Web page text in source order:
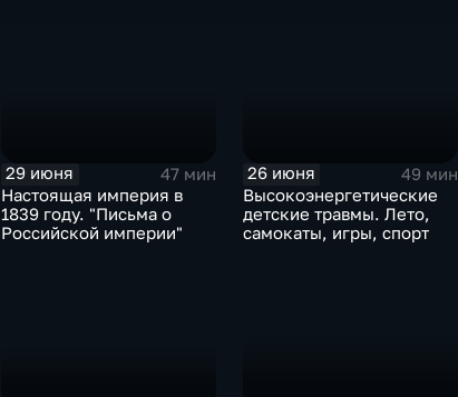
29 июня
47 мин
Настоящая империя в
1839 году. "Письма о
Российской империи"
26 июня
49 мин
Высокоэнергетические
детские травмы. Лето,
самокаты, игры, спорт